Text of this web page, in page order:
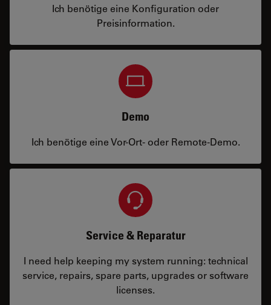
Ich benötige eine Konfiguration oder
Preisinformation.
Demo
Ich benötige eine Vor-Ort- oder Remote-Demo.
Service & Reparatur
I need help keeping my system running: technical
service, repairs, spare parts, upgrades or software
licenses.